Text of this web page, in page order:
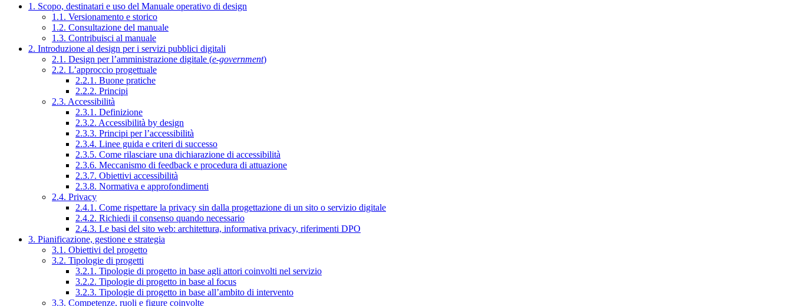
1. Scopo, destinatari e uso del Manuale operativo di design
1.1. Versionamento e storico
1.2. Consultazione del manuale
1.3. Contribuisci al manuale
2. Introduzione al design per i servizi pubblici digitali
2.1. Design per l’amministrazione digitale (e-government)
2.2. L’approccio progettuale
2.2.1. Buone pratiche
2.2.2. Principi
2.3. Accessibilità
2.3.1. Definizione
2.3.2. Accessibilità by design
2.3.3. Principi per l’accessibilità
2.3.4. Linee guida e criteri di successo
2.3.5. Come rilasciare una dichiarazione di accessibilità
2.3.6. Meccanismo di feedback e procedura di attuazione
2.3.7. Obiettivi accessibilità
2.3.8. Normativa e approfondimenti
2.4. Privacy
2.4.1. Come rispettare la privacy sin dalla progettazione di un sito o servizio digitale
2.4.2. Richiedi il consenso quando necessario
2.4.3. Le basi del sito web: architettura, informativa privacy, riferimenti DPO
3. Pianificazione, gestione e strategia
3.1. Obiettivi del progetto
3.2. Tipologie di progetti
3.2.1. Tipologie di progetto in base agli attori coinvolti nel servizio
3.2.2. Tipologie di progetto in base al focus
3.2.3. Tipologie di progetto in base all’ambito di intervento
3.3. Competenze, ruoli e figure coinvolte